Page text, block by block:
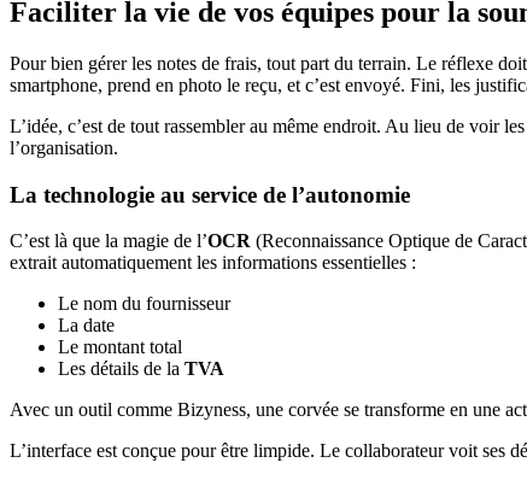
Faciliter la vie de vos équipes pour la
Pour bien gérer les notes de frais, tout part du terrain. Le réflexe
smartphone, prend en photo le reçu, et c’est envoyé. Fini, les
L’idée, c’est de tout rassembler au même endroit. Au lieu de voir
l’organisation.
La technologie au service de l’autonomie
C’est là que la magie de l’OCR (Reconnaissance Optique de
extrait automatiquement les informations essentielles :
Le nom du fournisseur
La date
Le montant total
Les détails de la TVA
Avec un outil comme Bizyness, une corvée se transforme en une
L’interface est conçue pour être limpide. Le collaborateur voit ses